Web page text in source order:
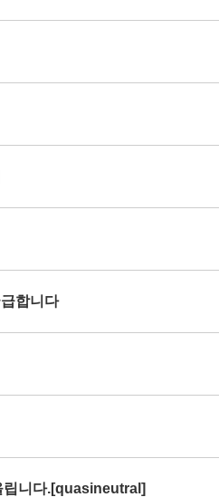
합니다
립니다.[quasineutral]